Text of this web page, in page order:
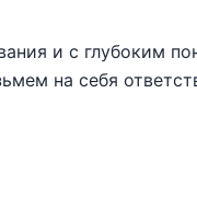
и с глубоким
на себя